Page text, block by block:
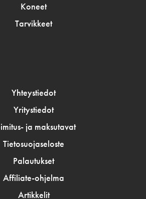
Koneet
Tarvikkeet
Yhteystiedot
Yritystiedot
ja maksutavat
Tietosuojaseloste
Palautukset
Affiliate-ohjelma
Artikkelit